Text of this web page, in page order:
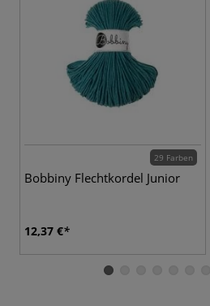
29 Farben
Bobbiny Flechtkordel Junior
12,37 €